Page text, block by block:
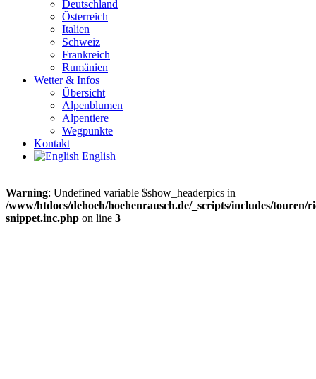
Deutschland
Österreich
Italien
Schweiz
Frankreich
Rumänien
Wetter & Infos
Übersicht
Alpenblumen
Alpentiere
Wegpunkte
Kontakt
English
Warning: Undefined variable $show_headerpics in
/www/htdocs/dehoeh/hoehenrausch.de/_scripts/includes/touren/
snippet.inc.php on line 3